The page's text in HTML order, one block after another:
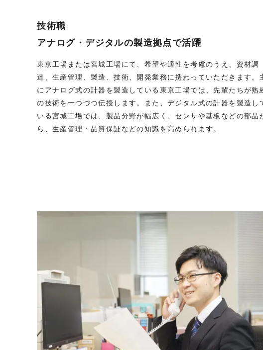
技術職
アナログ・デジタルの製造拠点で活躍
東京工場または宮城工場にて、希望や適性を考慮のうえ、資材調
達、生産管理、製造、技術、開発業務に携わっていただきます。
にアナログ式の計器を製造している東京工場では、先輩たちが熟
の技術を一つづつ伝授します。また、デジタル式の計器を製造し
いる宮城工場では、製品分野が幅広く、センサや基板などの部品
ら、生産管理・品質保証などの知識を高められます。